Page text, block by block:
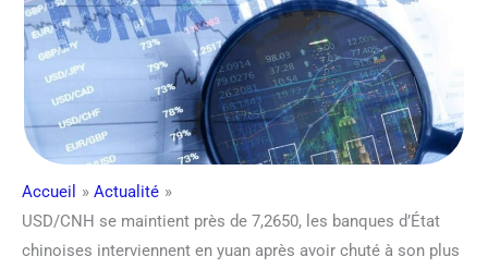
Accueil
Actualité
USD/CNH se maintient près de 7,2650, les banques d’État
chinoises interviennent en yuan après avoir chuté à son plus